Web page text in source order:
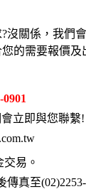
沒關係，我們
的需要報價
0901
立即與您聯繫!
易。
真至